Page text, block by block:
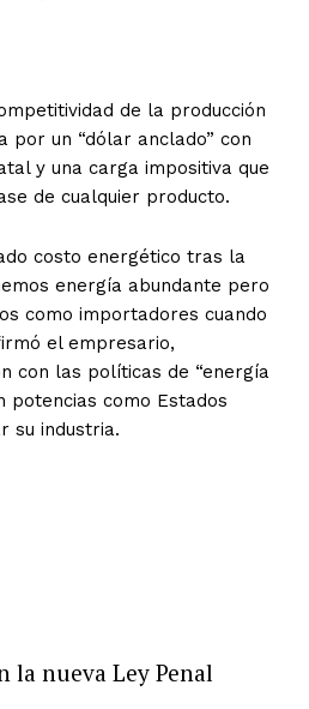
de la producción
por un “dólar anclado” con
y una carga impositiva que
de cualquier producto.
costo energético tras la
energía abundante pero
como importadores cuando
el empresario,
con las políticas de “energía
potencias como Estados
su industria.
la nueva Ley Penal